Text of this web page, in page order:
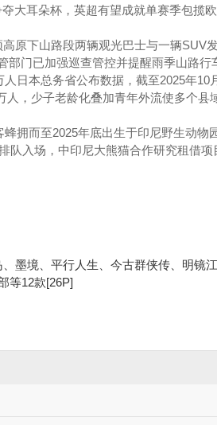
大耳朵杯，英超有望成就单赛季包揽
原下山路段两辆观光巴士与一辆SUV
部门已加强巡查管控并提醒雨季山路行
日本总务省公布数据，截至2025年10
人，少子老龄化叠加青年外流使多个县
拥而至2025年底出生于印尼野生动物
队入场，中印尼大熊猫合作研究租借项
墨境、平行人生、今古群侠传、明镜
等12款[26P]